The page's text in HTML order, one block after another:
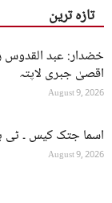
تازہ ترین
اقصیٰ جبری لاپتہ
August 9, 2026
اسما جتک کیس ۔ ٹی
August 9, 2026